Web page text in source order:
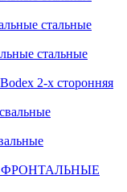
стальные
стальные
2-х сторонняя
ФРОНТАЛЬНЫЕ